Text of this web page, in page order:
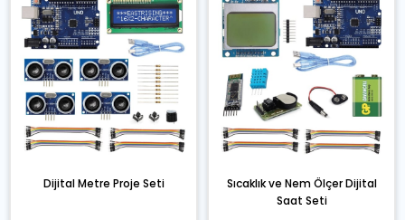
Dijital Metre Proje Seti
Sıcaklık ve Nem Ölçer Dijital
Saat Seti